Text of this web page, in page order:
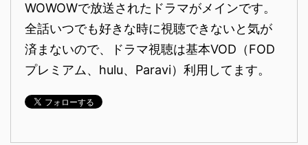
WOWOWで放送されたドラマがメインです。
全話いつでも好きな時に視聴できないと気が
済まないので、ドラマ視聴は基本VOD（FOD
プレミアム、hulu、Paravi）利用してます。